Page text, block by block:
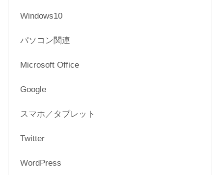
Windows10
パソコン関連
Microsoft Office
Google
スマホ／タブレット
Twitter
WordPress